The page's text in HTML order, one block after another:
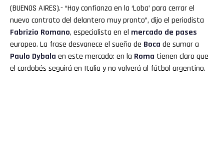
(BUENOS AIRES).- “Hay confianza en la ‘Loba’ para cerrar el
nuevo contrato del delantero muy pronto”, dijo el periodista
Fabrizio Romano, especialista en el mercado de pases
europeo. La frase desvanece el sueño de Boca de sumar a
Paulo Dybala en este mercado: en la Roma tienen claro que
el cordobés seguirá en Italia y no volverá al fútbol argentino.